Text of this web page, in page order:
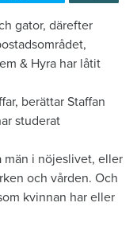
gator, därefter
& Hyra har låtit
berättar Staffan
studerat
män i nöjeslivet, eller
och vården. Och
kvinnan har eller